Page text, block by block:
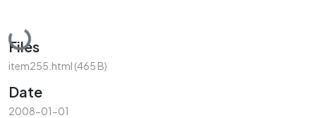
Loading...
Files
item255.html (465 B)
Date
2008-01-01